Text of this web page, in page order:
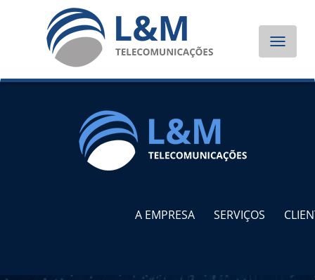
Toggle
A EMPRESA SERVIÇOS